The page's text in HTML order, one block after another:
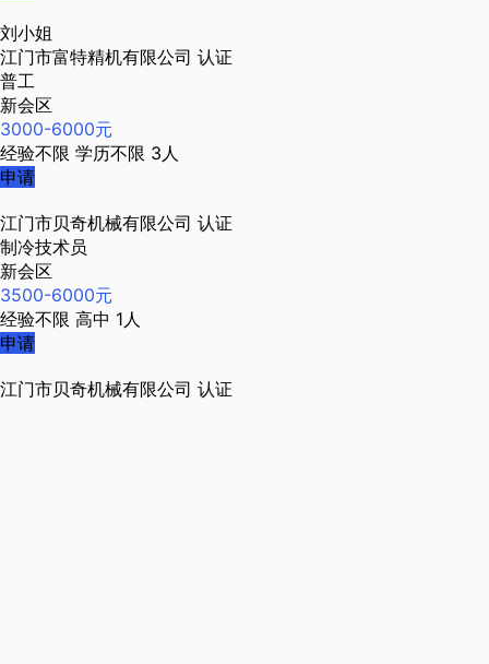
刘小姐
江门市富特精机有限公司 认证
普工
新会区
3000-6000元
经验不限 学历不限 3人
申请
江门市贝奇机械有限公司 认证
制冷技术员
新会区
3500-6000元
经验不限 高中 1人
申请
江门市贝奇机械有限公司 认证